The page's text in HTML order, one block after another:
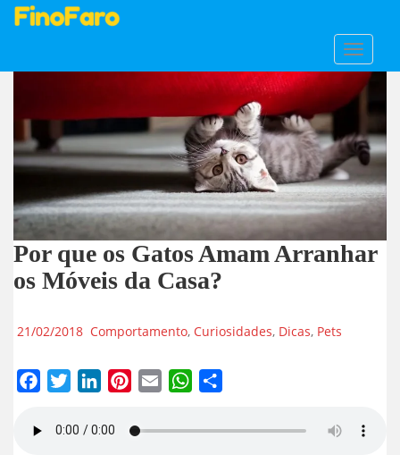
Por que os Gatos Amam Arranhar
os Móveis da Casa?
21/02/2018 Comportamento, Curiosidades, Dicas, Pets
w
i
i
m
h
h